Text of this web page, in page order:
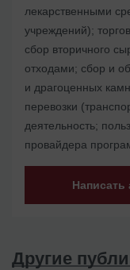
лекарственными
учреждений);
сбор вторичного
отходами; сбор и
и драгоценных
перевозки
деятельность;
провайдера
Написать
Другие